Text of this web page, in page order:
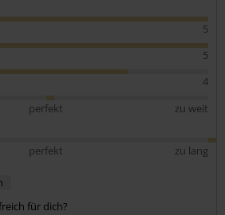
5
5
4
perfekt
zu weit
perfekt zu lang
für dich?